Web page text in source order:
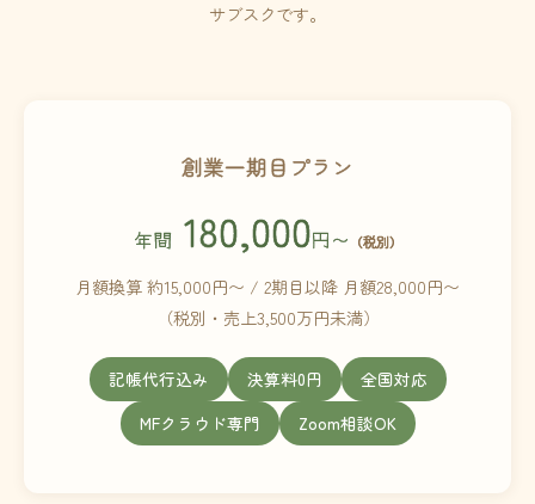
サブスクです。
創業一期目プラン
年間 180,000円〜 （税別）
月額換算 約15,000円〜 / 2期目以降 月額28,000円〜
（税別・売上3,500万円未満）
記帳代行込み 決算料0円
全国対応
MFクラウド専門
Zoom相談OK